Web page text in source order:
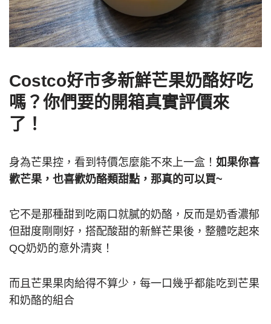
Costco好市多新鮮芒果奶酪好吃
嗎？你們要的開箱真實評價來
了！
身為芒果控，看到特價怎麼能不來上一盒！ 如果你喜
歡芒果，也喜歡奶酪類甜點，那真的可以買~
它不是那種甜到吃兩口就膩的奶酪，反而是奶香濃郁
但甜度剛剛好，搭配酸甜的新鮮芒果後，整體吃起來
QQ奶奶的意外清爽！
而且芒果果肉給得不算少，每一口幾乎都能吃到芒果
和奶酪的組合